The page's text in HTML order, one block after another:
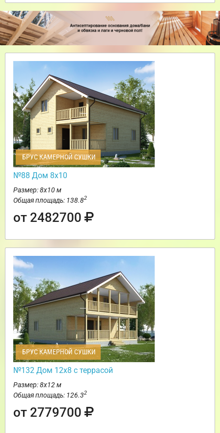
БРУС КАМЕРНОЙ СУШКИ
№88 Дом 8х10
Размер: 8х10 м
Общая площадь: 138.82
от 2482700
БРУС КАМЕРНОЙ СУШКИ
№132 Дом 12х8 с террасой
Размер: 8х12 м
Общая площадь: 126.32
от 2779700